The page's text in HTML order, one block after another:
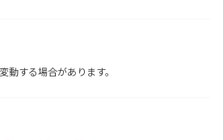
動する場合があります。